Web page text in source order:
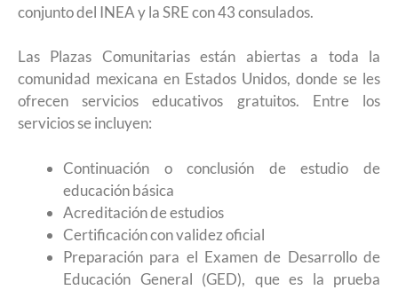
conjunto del INEA y la SRE con 43 consulados.
Las Plazas Comunitarias están abiertas a toda la
comunidad mexicana en Estados Unidos, donde se les
ofrecen servicios educativos gratuitos. Entre los
servicios se incluyen:
Continuación o conclusión de estudio de
educación básica
Acreditación de estudios
Certificación con validez oficial
Preparación para el Examen de Desarrollo de
Educación General (GED), que es la prueba